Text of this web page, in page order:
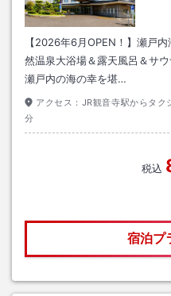
【2026年6月OPEN！】瀬戸
然温泉大浴場＆露天風呂＆サ
瀬戸内の海の幸を堪…
アクセス： JR観音寺駅からタ
分
税込
宿泊プ